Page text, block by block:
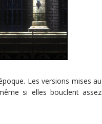
Les versions mises au
si elles bouclent assez